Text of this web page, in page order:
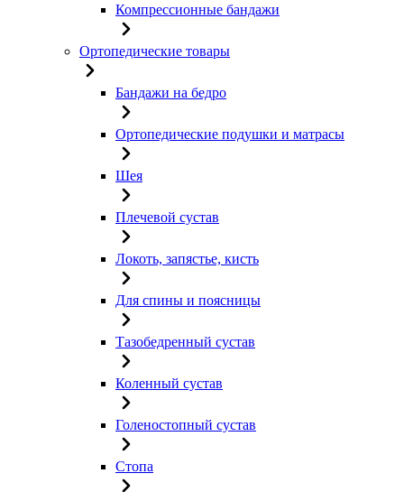
Компрессионные бандажи
Ортопедические товары
Бандажи на бедро
Ортопедические подушки и матрасы
Шея
Плечевой сустав
Локоть, запястье, кисть
Для спины и поясницы
Тазобедренный сустав
Коленный сустав
Голеностопный сустав
Стопа